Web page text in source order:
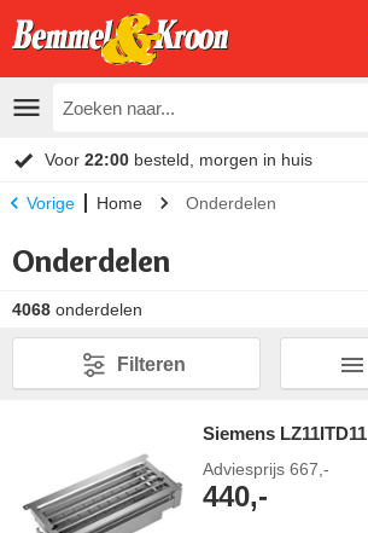
Voor 22:00 besteld, morgen in huis
Vorige Home Onderdelen
Onderdelen
4068 onderdelen
Filteren
Siemens LZ11ITD11
Adviesprijs 667,-
440,-